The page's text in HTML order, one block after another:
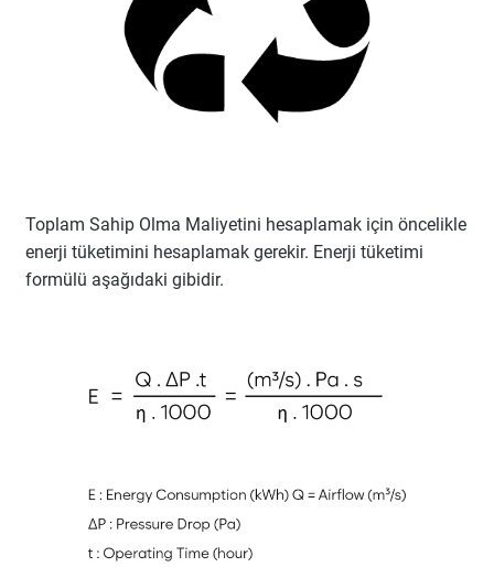
Toplam Sahip Olma Maliyetini hesaplamak için öncelikle
enerji tüketimini hesaplamak gerekir. Enerji tüketimi
formülü aşağıdaki gibidir.